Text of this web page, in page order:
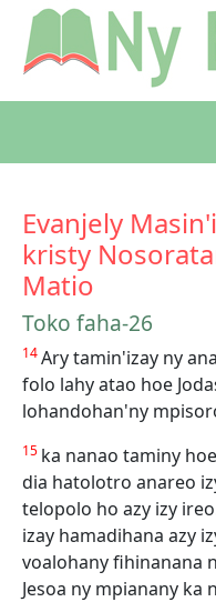
Evanjely
kristy
Matio
Toko faha-26
14Ary tamin'izay ny
folo lahy atao hoe
lohandohan'ny
15 ka nanao taminy
dia hatolotro anareo
telopolo ho azy izy
izay hamadihana azy
voalohany fihinanana
Jesoa ny mpianany ka